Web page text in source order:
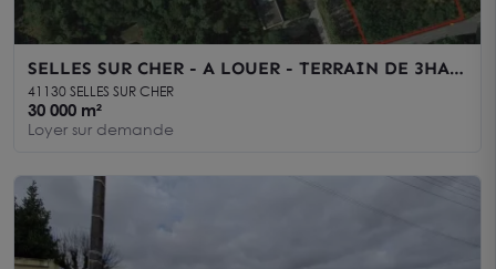
SELLES SUR CHER - A LOUER - TERRAIN DE 3HA
ENVIRON
41130 SELLES SUR CHER
30 000 m²
Loyer sur demande